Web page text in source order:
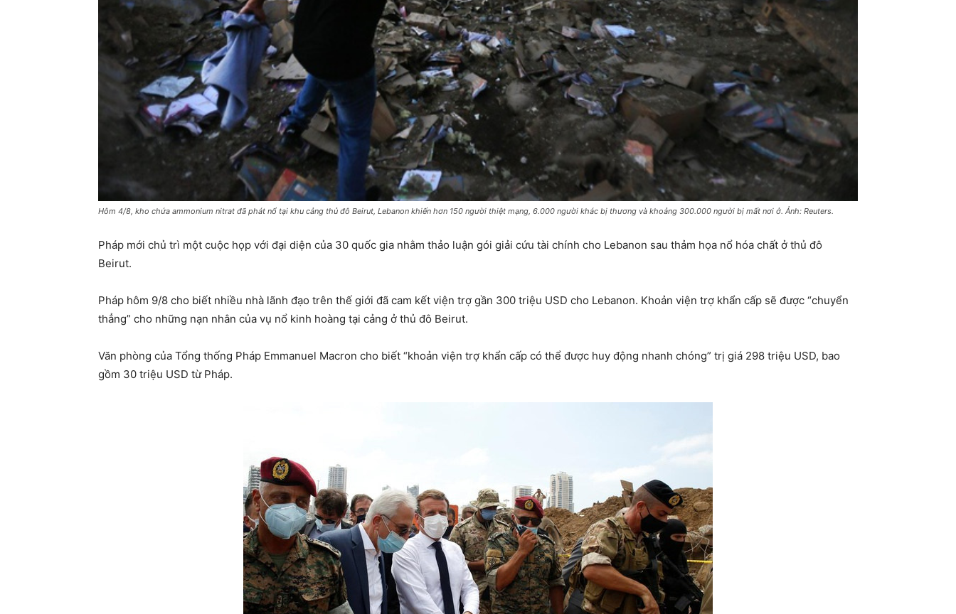
Hôm 4/8, kho chứa ammonium nitrat đã phát nổ tại khu cảng thủ đô Beirut, Lebanon khiến hơn 150 người thiệt mạng, 6.000 người khác bị thương và khoảng 300.000 người bị mất nơi ở. Ảnh: Reuters.
Pháp mới chủ trì một cuộc họp với đại diện của 30 quốc gia nhằm thảo luận gói giải cứu tài chính cho Lebanon sau thảm họa nổ hóa chất ở thủ đô
Beirut.
Pháp hôm 9/8 cho biết nhiều nhà lãnh đạo trên thế giới đã cam kết viện trợ gần 300 triệu USD cho Lebanon. Khoản viện trợ khẩn cấp sẽ được “chuyển
thẳng” cho những nạn nhân của vụ nổ kinh hoàng tại cảng ở thủ đô Beirut.
Văn phòng của Tổng thống Pháp Emmanuel Macron cho biết “khoản viện trợ khẩn cấp có thể được huy động nhanh chóng” trị giá 298 triệu USD, bao
gồm 30 triệu USD từ Pháp.